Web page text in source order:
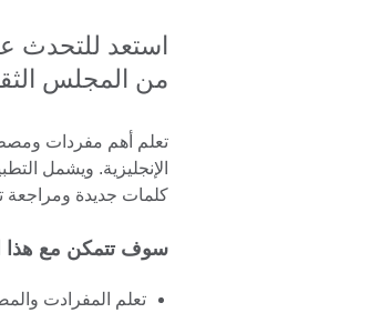
استعد للتحدث
من المجلس
تعلم أهم مفردات
الإنجليزية. ويشمل
كلمات جديدة ومراجعة
سوف تتمكن مع هذا
تعلم المفرادت